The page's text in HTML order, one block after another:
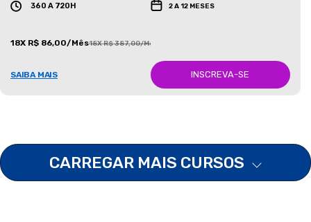
360 A 720H 2 A 12 MESES
18X R$ 86,00/Mês18X R$ 387,00/Mês
SAIBA MAIS INSCREVA-SE
CARREGAR MAIS CURSOS